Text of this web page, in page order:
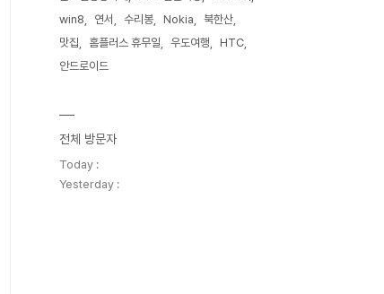
win8
연서 수리봉 Nokia
북한산
맛집
홈플러스 휴무일 우도여행
HTC
안드로이드
전체 방문자
Today :
Yesterday :